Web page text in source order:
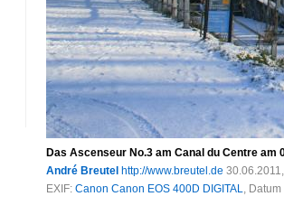
Das Ascenseur No.3 am Canal du Centre am
André Breutel http://www.breutel.de
EXIF: Canon Canon EOS 400D DIGITAL,